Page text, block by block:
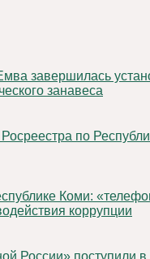
занавеса
коррупции